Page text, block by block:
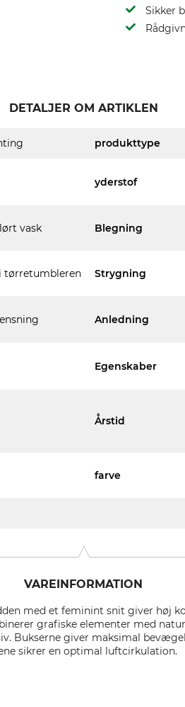
Sikker
DETALJER OM ARTIKLEN
produkttype
yderstof
vask Blegning
tørretumbleren Strygning
Anledning
Egenskaber
Årstid
farve
VAREINFORMATION
med et feminint snit giver høj
grafiske elementer med
Bukserne giver maksimal
sikrer en optimal luftcirkulation.